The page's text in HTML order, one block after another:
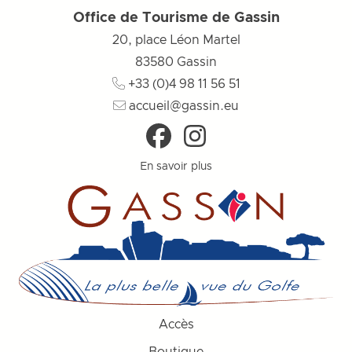
Office de Tourisme de Gassin
20, place Léon Martel
83580 Gassin
+33 (0)4 98 11 56 51
accueil@gassin.eu
En savoir plus
Accès